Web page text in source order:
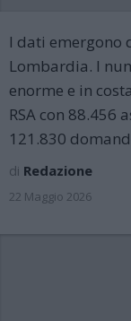
I dati emergono
Lombardia. I
enorme e in
RSA con 88.456
121.830
di Redazione
22 Maggio 2026